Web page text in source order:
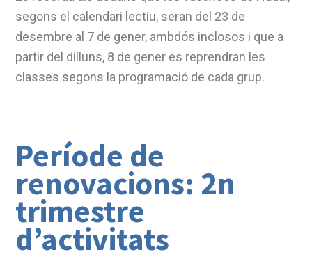
segons el calendari lectiu, seran del 23 de
desembre al 7 de gener, ambdós inclosos i que a
partir del dilluns, 8 de gener es reprendran les
classes segons la programació de cada grup.
Període de
renovacions: 2n
trimestre
d’activitats